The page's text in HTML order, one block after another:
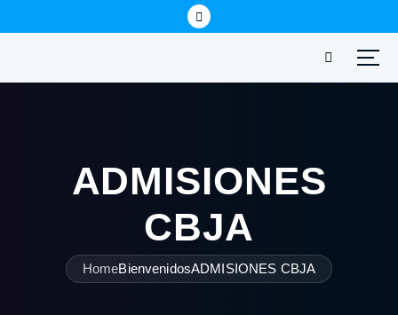
ADMISIONES
CBJA
HomeBienvenidosADMISIONES CBJA